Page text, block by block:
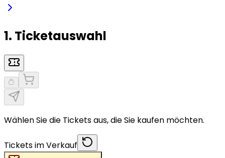
1. Ticketauswahl
Wählen Sie die Tickets aus, die Sie kaufen möchten.
Tickets im Verkauf